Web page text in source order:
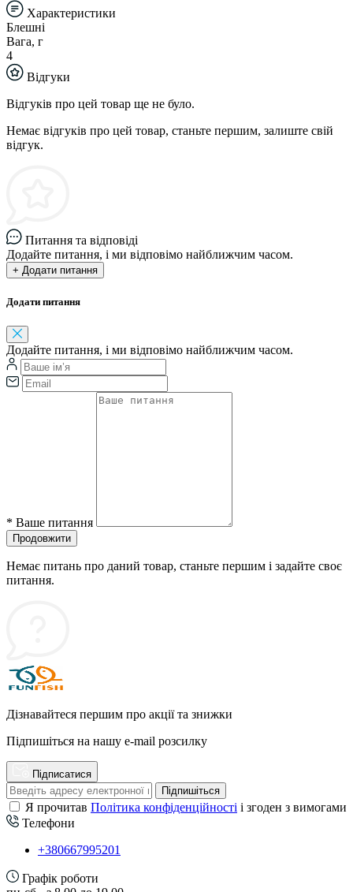
Характеристики
Блешні
Вага, г
4
Відгуки
Відгуків про цей товар ще не було.
Немає відгуків про цей товар, станьте першим, залиште свій
відгук.
Питання та відповіді
Додайте питання, і ми відповімо найближчим часом.
+ Додати питання
Додати питання
Додайте питання, і ми відповімо найближчим часом.
* Ваше питання
Продовжити
Немає питань про даний товар, станьте першим і задайте своє
питання.
Дізнавайтеся першим про акції та знижки
Підпишіться на нашу e-mail розсилку
Підписатися
Підпишіться
Я прочитав Політика конфіденційності і згоден з вимогами
Телефони
+380667995201
Графік роботи